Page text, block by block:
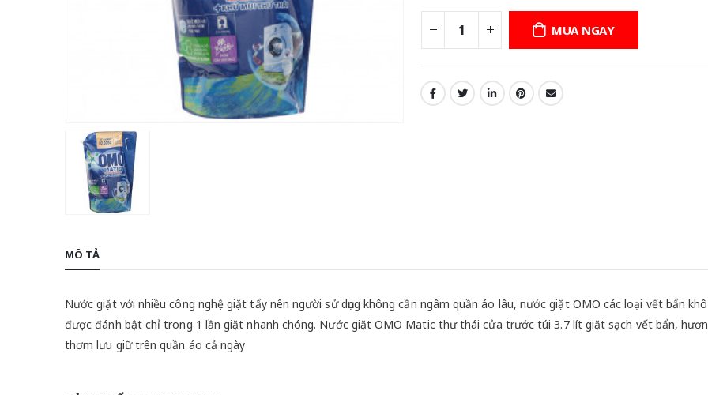
MUA NGAY
MÔ TẢ
Nước giặt với nhiều công nghệ giặt tẩy nên người sử dụng không cần ngâm quần áo lâu, nước giặt OMO các loại vết bẩn
được đánh bật chỉ trong 1 lần giặt nhanh chóng. Nước giặt OMO Matic thư thái cửa trước túi 3.7 lít giặt sạch vết bẩn,
thơm lưu giữ trên quần áo cả ngày